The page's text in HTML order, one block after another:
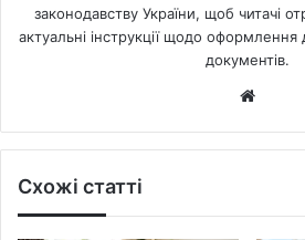
законодавству України, щоб читачі
актуальні інструкції щодо
документів.
Схожі статті